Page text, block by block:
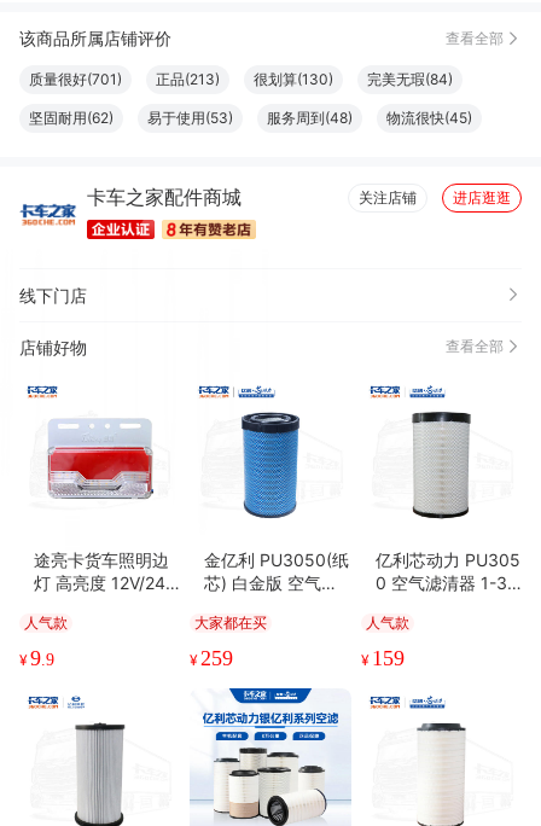
该商品所属店铺评价 查看全部
质量很好(701) 正品(213) 很划算(130) 完美无瑕(84)
坚固耐用(62) 易于使用(53) 服务周到(48) 物流很快(45)
包装很好(11) 方便实用(11) 清洁干净(11)
安装便捷(10) 外观好看(10)
卡车之家配件商城 关注店铺 进店逛逛
线下门店
店铺好物 查看全部
途亮卡货车照明边
灯 高亮度 12V/24
防尘 耐高低温 卡车
之家
人气款
¥9.9
金亿利 PU3050(纸
芯) 白金版 空气滤
大家都在买
¥259
亿利芯动力 PU305
0 空气滤清器 1-3
龙旗舰/新天龙KL
人气款
¥ 159